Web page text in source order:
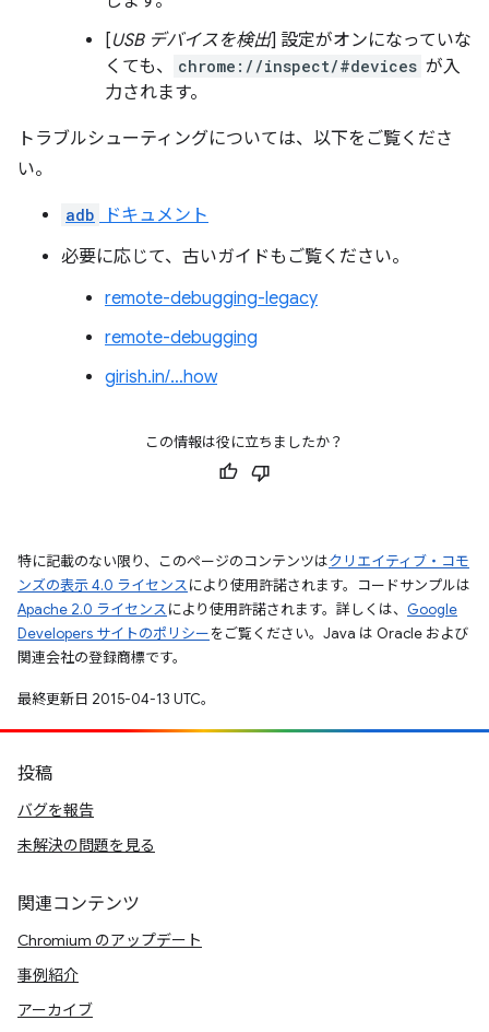
[USB デバイスを検出] 設定がオンになっていな
くても、
chrome://inspect/#devices が入
力されます。
トラブルシューティングについては、以下をご覧くださ
い。
adb
ドキュメント
必要に応じて、古いガイドもご覧ください。
remote-debugging-legacy
remote-debugging
girish.in/…how
この情報は役に立ちましたか？
特に記載のない限り、このページのコンテンツはクリエイティブ・コモ
ンズの表示 4.0 ライセンスにより使用許諾されます。コードサンプルは
Apache 2.0 ライセンスにより使用許諾されます。詳しくは、 Google
Developers サイトのポリシーをご覧ください。Java は Oracle および
関連会社の登録商標です。
最終更新日 2015-04-13 UTC。
投稿
バグを報告
未解決の問題を見る
関連コンテンツ
Chromium のアップデート
事例紹介
アーカイブ